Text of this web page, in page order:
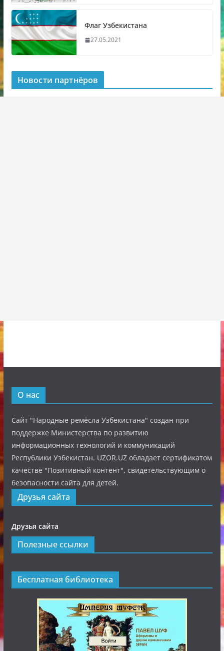
Флаг Узбекистана
27.05.2021
Новости партнёров
О нас
Сайт "Народные ремёсла Узбекистана" создан при
поддержке Министерства по развитию
информационных технологий и коммуникаций
Республики Узбекистан. UZOR.UZ обладает сертификатом
качестве "Позитивный контент", свидетельствующим о
безопасности сайта для детей.
Друзья сайта
Друзья сайта
Полезные ссылки
Бесплатная библиотека